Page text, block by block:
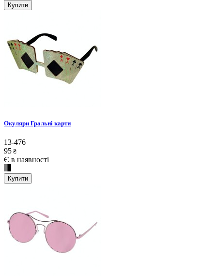
Купити
Окуляри Гральні карти
13-476
95 ₴
Є в наявності
Купити